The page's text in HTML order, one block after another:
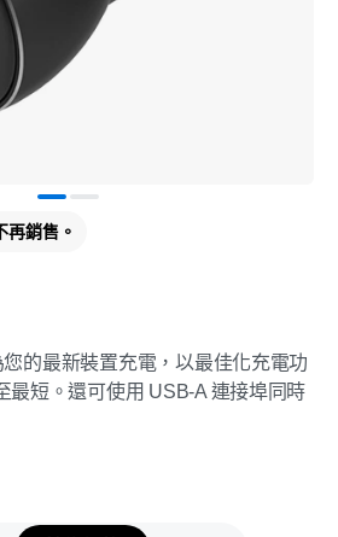
的最新裝置充電，以最佳化充電功
最短。還可使用 USB-A 連接埠同時
再銷售。